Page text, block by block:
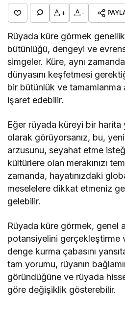
+ -
Rüyada küre görmek
bütünlüğü, dengeyi ve
simgeler. Küre, aynı
dünyasını keşfetmesi
bir bütünlük ve tamamlanma
işaret edebilir.
Eğer rüyada küreyi bir harita
olarak görüyorsanız, bu,
arzusunu, seyahat etme
kültürlere olan merakınızı
zamanda, hayatınızdaki
meselelere dikkat etmeniz
gelebilir.
Rüyada küre görmek, genel
potansiyelini gerçekleştirme
denge kurma çabasını
tam yorumu, rüyanın
göründüğüne ve rüyada
göre değişiklik gösterebilir.